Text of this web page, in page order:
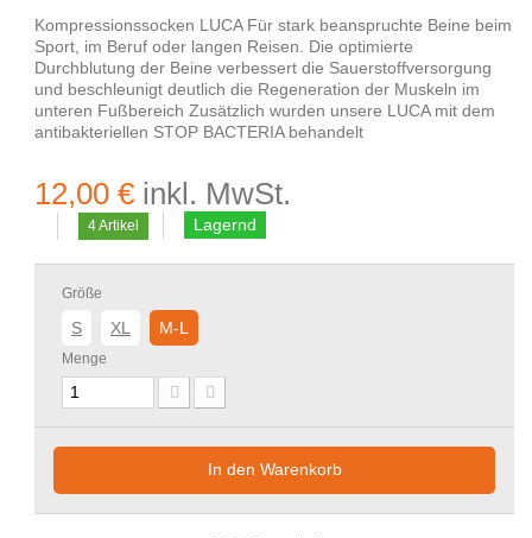
Kompressionssocken LUCA Für stark beanspruchte Beine beim
Sport, im Beruf oder langen Reisen. Die optimierte
Durchblutung der Beine verbessert die Sauerstoffversorgung
und beschleunigt deutlich die Regeneration der Muskeln im
unteren Fußbereich Zusätzlich wurden unsere LUCA mit dem
antibakteriellen STOP BACTERIA behandelt
12,00 € inkl. MwSt.
4Artikel Lagernd
Größe
S XL M-L
Menge
In den Warenkorb